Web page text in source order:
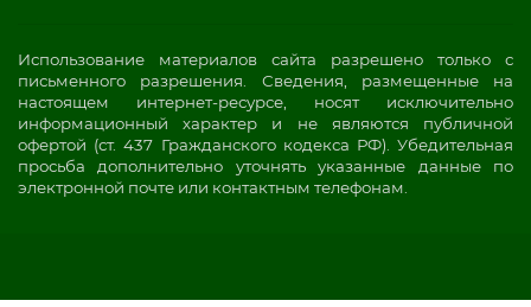
Использование материалов сайта разрешено только с
письменного разрешения. Сведения, размещенные на
настоящем интернет-ресурсе, носят исключительно
информационный характер и не являются публичной
офертой (ст. 437 Гражданского кодекса РФ). Убедительная
просьба дополнительно уточнять указанные данные по
электронной почте или контактным телефонам.